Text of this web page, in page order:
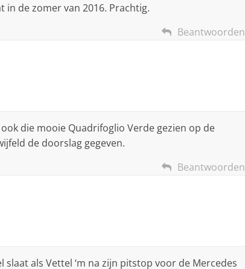
in de zomer van 2016. Prachtig.
Beantwoorden
die mooie Quadrifoglio Verde gezien op de
de doorslag gegeven.
Beantwoorden
als Vettel ‘m na zijn pitstop voor de Mercedes